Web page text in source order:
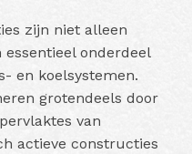
zijn niet alleen
onderdeel
en koelsystemen.
grotendeels door
van
actieve constructies